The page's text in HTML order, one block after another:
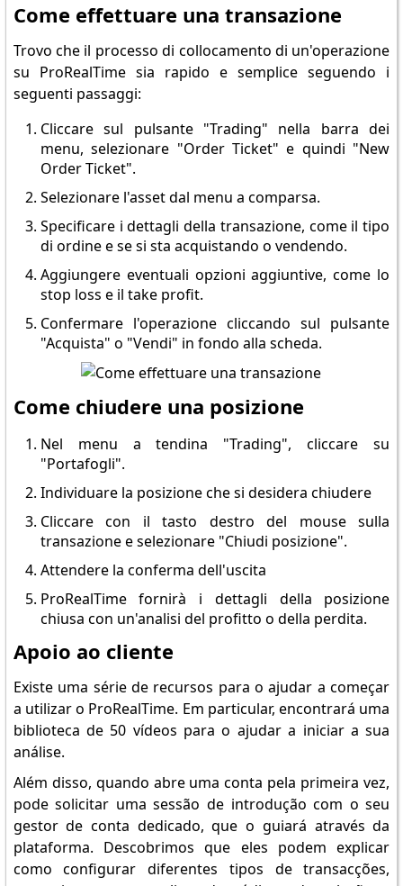
Come effettuare una transazione
Trovo che il processo di collocamento di un'operazione
su ProRealTime sia rapido e semplice seguendo i
seguenti passaggi:
Cliccare sul pulsante "Trading" nella barra dei
menu, selezionare "Order Ticket" e quindi "New
Order Ticket".
Selezionare l'asset dal menu a comparsa.
Specificare i dettagli della transazione, come il tipo
di ordine e se si sta acquistando o vendendo.
Aggiungere eventuali opzioni aggiuntive, come lo
stop loss e il take profit.
Confermare l'operazione cliccando sul pulsante
"Acquista" o "Vendi" in fondo alla scheda.
Come chiudere una posizione
Nel menu a tendina "Trading", cliccare su
"Portafogli".
Individuare la posizione che si desidera chiudere
Cliccare con il tasto destro del mouse sulla
transazione e selezionare "Chiudi posizione".
Attendere la conferma dell'uscita
ProRealTime fornirà i dettagli della posizione
chiusa con un'analisi del profitto o della perdita.
Apoio ao cliente
Existe uma série de recursos para o ajudar a começar
a utilizar o ProRealTime. Em particular, encontrará uma
biblioteca de 50 vídeos para o ajudar a iniciar a sua
análise.
Além disso, quando abre uma conta pela primeira vez,
pode solicitar uma sessão de introdução com o seu
gestor de conta dedicado, que o guiará através da
plataforma. Descobrimos que eles podem explicar
como configurar diferentes tipos de transacções,